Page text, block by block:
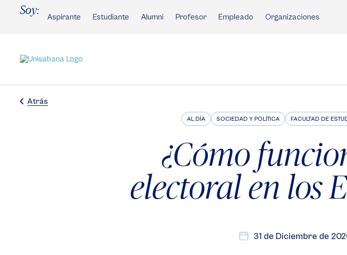
Soy:
Aspirante Estudiante Alumni Profesor Empleado Organizaciones
Atrás
AL DÍA SOCIEDAD Y POLÍTICA FACULTAD DE
¿Cómo
electoral en los
31 de Diciembre de